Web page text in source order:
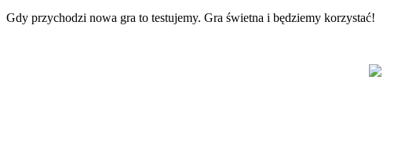
Gdy przychodzi nowa gra to testujemy. Gra świetna i będziemy korzystać!